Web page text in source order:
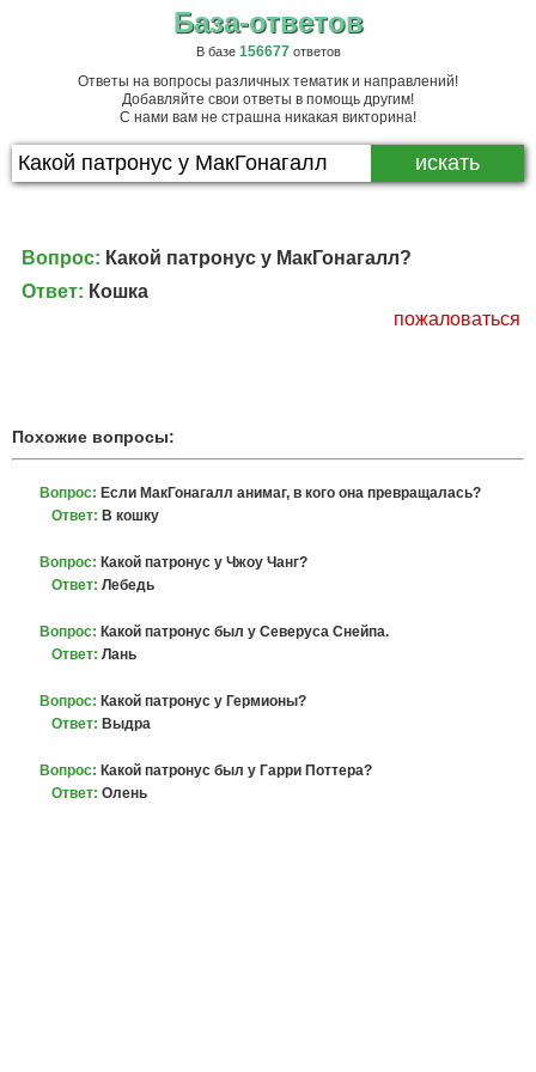
База-ответов
В базе 156677ответов
Ответы на вопросы различных тематик и направлений!
Добавляйте свои ответы в помощь другим!
С нами вам не страшна никакая викторина!
Вопрос: Какой патронус у МакГонагалл?
Ответ: Кошка
пожаловаться
Похожие вопросы:
Вопрос: Если МакГонагалл анимаг, в кого она превращалась?
Ответ: В кошку
Вопрос: Какой патронус у Чжоу Чанг?
Ответ: Лебедь
Вопрос: Какой патронус был у Северуса Снейпа.
Ответ: Лань
Вопрос: Какой патронус у Гермионы?
Ответ: Выдра
Вопрос: Какой патронус был у Гарри Поттера?
Ответ: Олень